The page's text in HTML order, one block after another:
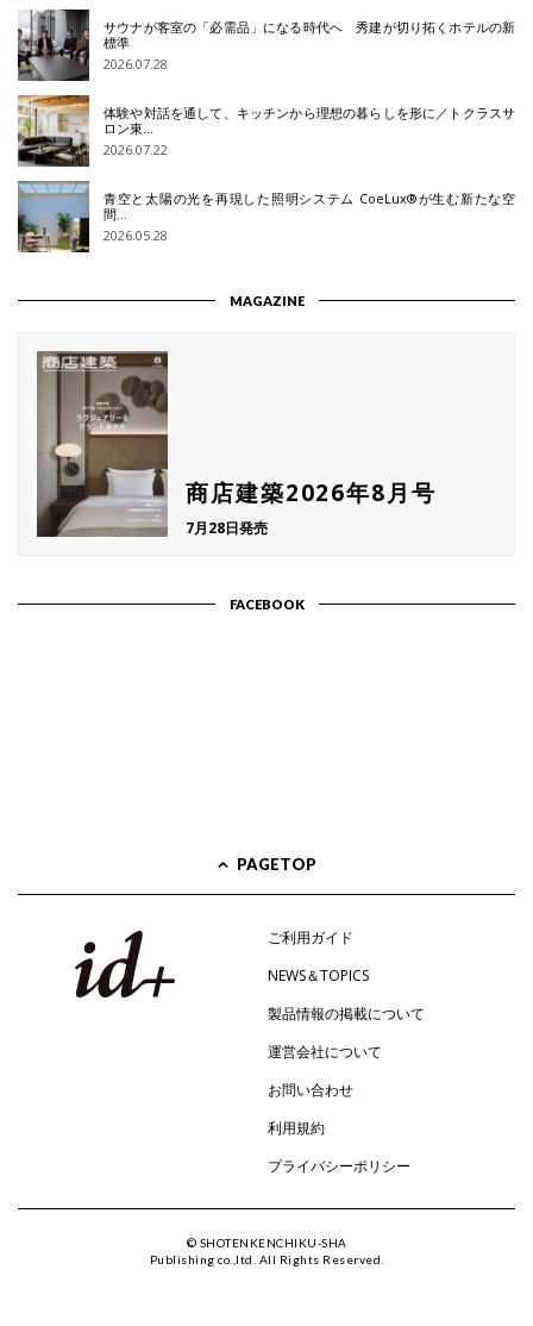
サウナが客室の「必需品」になる時代へ 秀建が切り拓くホテルの新
標準
2026.07.28
体験や対話を通して、キッチンから理想の暮らしを形に／トクラスサ
ロン東…
2026.07.22
青空と太陽の光を再現した照明システム CoeLux®が生む新たな空
間…
2026.05.28
MAGAZINE
商店建築2026年8月号
7月28日発売
FACEBOOK
PAGETOP
ご利用ガイド
NEWS＆TOPICS
製品情報の掲載について
運営会社について
お問い合わせ
利用規約
プライバシーポリシー
© SHOTENKENCHIKU-SHA
Publishing co.,ltd. All Rights Reserved.